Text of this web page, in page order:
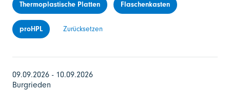
Thermoplastische Platten Flaschenkasten
proHPL Zurücksetzen
09.09.2026 - 10.09.2026
Burgrieden